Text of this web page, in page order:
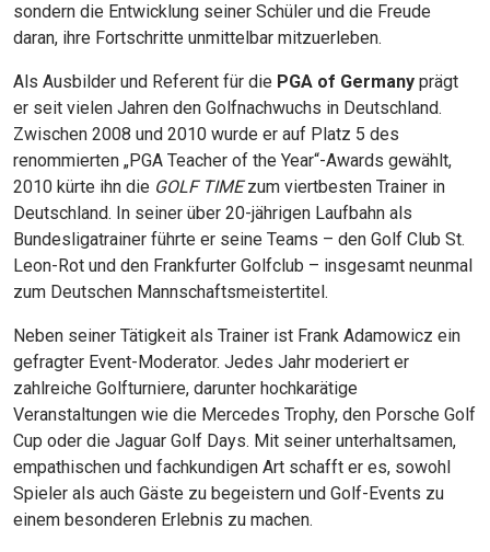
sondern die Entwicklung seiner Schüler und die Freude
daran, ihre Fortschritte unmittelbar mitzuerleben.
Als Ausbilder und Referent für die PGA of Germany prägt
er seit vielen Jahren den Golfnachwuchs in Deutschland.
Zwischen 2008 und 2010 wurde er auf Platz 5 des
renommierten „PGA Teacher of the Year“-Awards gewählt,
2010 kürte ihn die GOLF TIMEzum viertbesten Trainer in
Deutschland. In seiner über 20-jährigen Laufbahn als
Bundesligatrainer führte er seine Teams – den Golf Club St.
Leon-Rot und den Frankfurter Golfclub – insgesamt neunmal
zum Deutschen Mannschaftsmeistertitel.
Neben seiner Tätigkeit als Trainer ist Frank Adamowicz ein
gefragter Event-Moderator. Jedes Jahr moderiert er
zahlreiche Golfturniere, darunter hochkarätige
Veranstaltungen wie die Mercedes Trophy, den Porsche Golf
Cup oder die Jaguar Golf Days. Mit seiner unterhaltsamen,
empathischen und fachkundigen Art schafft er es, sowohl
Spieler als auch Gäste zu begeistern und Golf-Events zu
einem besonderen Erlebnis zu machen.